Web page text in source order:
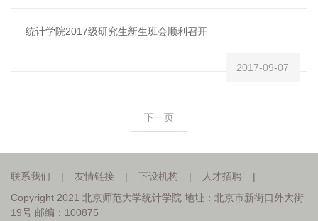
统计学院2017级研究生新生班会顺利召开
2017-09-07
下一页
联系我们 | 友情链接 | 下设机构 | 人才招聘
|
Copyright 2021 北京师范大学统计学院 地址：北京市新街口外大街
19号 邮编：100875